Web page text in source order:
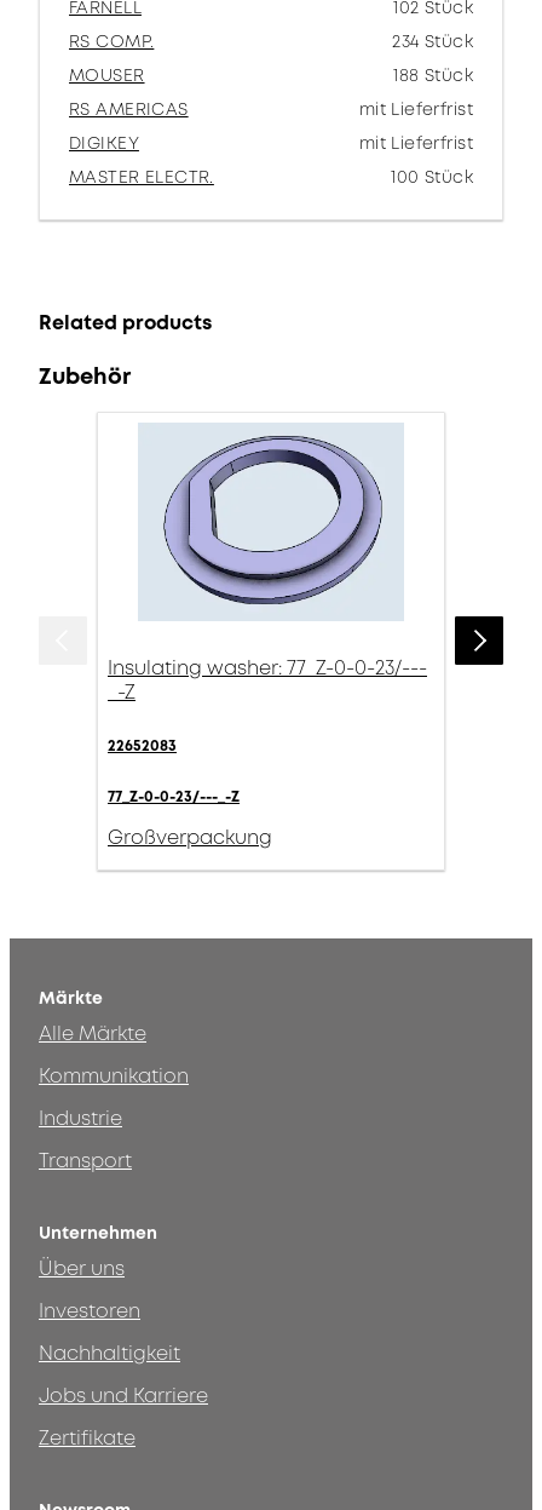
FARNELL
102 Stück
RS COMP.
234 Stück
MOUSER
188 Stück
RS AMERICAS
mit Lieferfrist
DIGIKEY
mit Lieferfrist
MASTER ELECTR.
100 Stück
Related products
Zubehör
Insulating washer: 77_Z-0-0-23/---
_-Z
22652083
77_Z-0-0-23/---_-Z
Großverpackung
Märkte
Alle Märkte
Kommunikation
Industrie
Transport
Unternehmen
Über uns
Investoren
Nachhaltigkeit
Jobs und Karriere
Zertifikate